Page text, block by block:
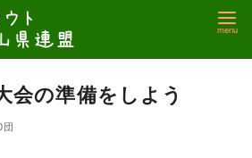
会の準備をしよう
団